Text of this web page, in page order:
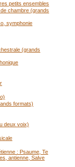
petits ensembles
chambre (grands
symphonie
(grands
formats)
deux voix)
: Psaume, Te
antienne, Salve